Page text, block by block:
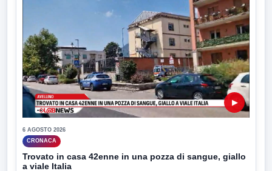
▶
6 AGOSTO 2026
CRONACA
Trovato in casa 42enne in una pozza di sangue, giallo
a viale Italia